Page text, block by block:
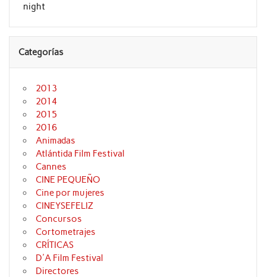
night
Categorías
2013
2014
2015
2016
Animadas
Atlántida Film Festival
Cannes
CINE PEQUEÑO
Cine por mujeres
CINEYSEFELIZ
Concursos
Cortometrajes
CRÍTICAS
D'A Film Festival
Directores